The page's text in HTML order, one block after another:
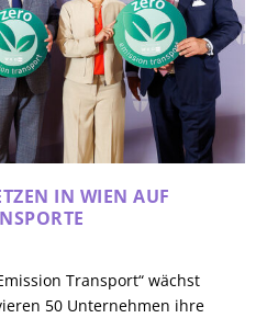
IN WIEN AUF
Transport“ wächst
50 Unternehmen ihre